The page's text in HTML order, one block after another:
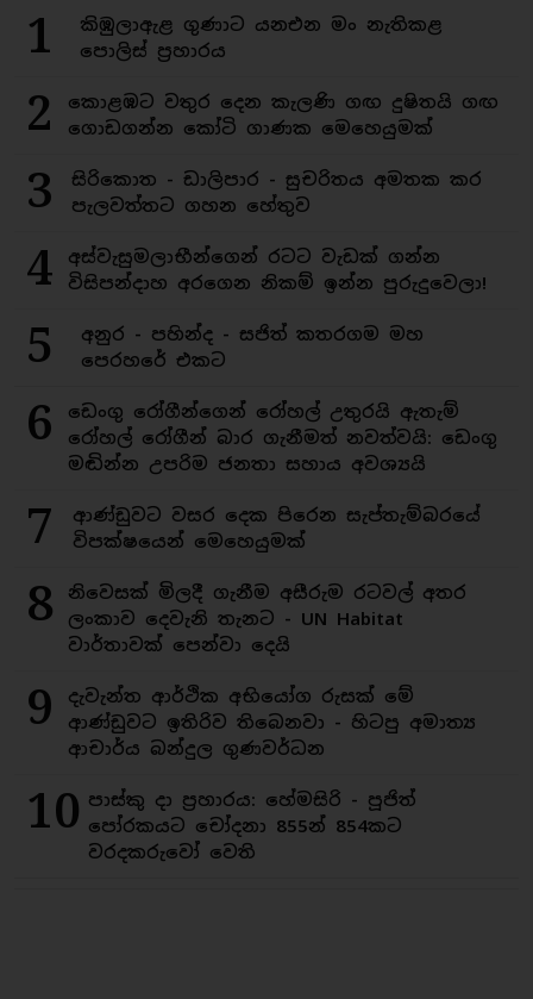
1
කිඹුලාඇළ ගුණාට යනඑන මං නැතිකළ
පොලිස් ප්‍රහාරය
2
කොළඹට වතුර දෙන කැලණි ගඟ දුෂිතයි ගඟ
ගොඩගන්න කෝටි ගාණක මෙහෙයුමක්
3
සිරිකොත - ඩාලිපාර - සුචරිතය අමතක කර
පැලවත්තට ගහන හේතුව
4
අස්වැසුමලාභීන්ගෙන් රටට වැඩක් ගන්න
විසිපන්දාහ අරගෙන නිකම් ඉන්න පුරුදුවෙලා!
5
අනුර - පහින්ද - සජිත් කතරගම මහ
පෙරහරේ එකට
6
ඩෙංගු රෝගීන්ගෙන් රෝහල් උතුරයි ඇතැම්
රෝහල් රෝගීන් බාර ගැනීමත් නවත්වයි: ඩෙංගු
මඬින්න උපරිම ජනතා සහාය අවශ්‍යයි
7
ආණ්ඩුවට වසර දෙක පිරෙන සැප්තැම්බරයේ
විපක්ෂයෙන් මෙහෙයුමක්
8
නිවෙසක් මිලදී ගැනීම අසීරුම රටවල් අතර
ලංකාව දෙවැනි තැනට - UN Habitat
වාර්තාවක් පෙන්වා දෙයි
9
දැවැන්ත ආර්ථික අභියෝග රුසක් මේ
ආණ්ඩුවට ඉතිරිව තිබෙනවා - හිටපු අමාත්‍ය
ආචාර්ය බන්දුල ගුණවර්ධන
10 පාස්කු දා ප්‍රහාරය: හේමසිරි - පූජිත්
පෝරකයට චෝදනා 855න් 854කට
වරදකරුවෝ වෙති